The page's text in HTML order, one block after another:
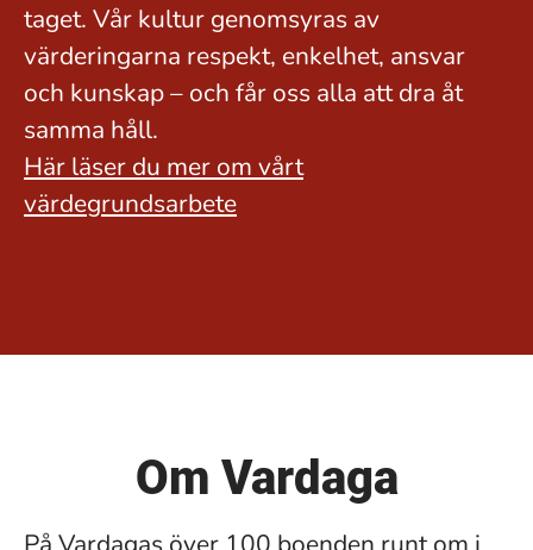
taget. Vår kultur genomsyras av
värderingarna respekt, enkelhet, ansvar
och kunskap – och får oss alla att dra åt
samma håll.
Här läser du mer om vårt
värdegrundsarbete
Om Vardaga